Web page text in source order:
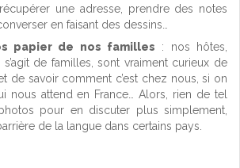
une adresse, prendre des notes
en faisant des dessins…
papier de nos familles : nos hôtes,
de familles, sont vraiment curieux de
de savoir comment c’est chez nous, si on
nous attend en France… Alors, rien de tel
pour en discuter plus simplement,
de la langue dans certains pays.